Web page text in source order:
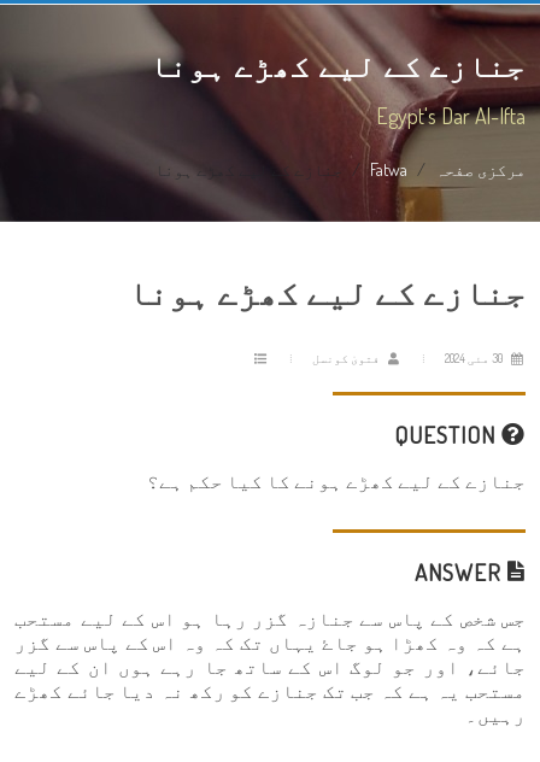
جنازے کے لیے کھڑے ہونا
Egypt's Dar Al-Ifta
مرکزی صفحہ Fatwa جنازے کے لیے کھڑے ہونا
جنازے کے لیے کھڑے ہونا
فتویٰ کونسل
جنازے کے لیے کھڑے ہونے کا کیا حکم ہے؟
جس شخص کے پاس سے جنازہ گزر رہا ہو اس کے لیے مستحب
ہے کہ وہ کھڑا ہو جاۓ یہاں تک کہ وہ اس کے پاس سے گزر
جائے، اور جو لوگ اس کے ساتھ جا رہے ہوں ان کے لیے
مستحب یہ ہے کہ جب تک جنازے کو رکھ نہ دیا جائے کھڑے
رہیں۔